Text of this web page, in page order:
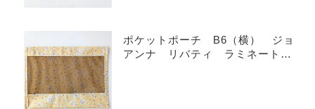
ポケットポーチ B6（横） ジョ
アンナ リバティ ラミネート